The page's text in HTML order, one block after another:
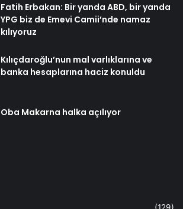
Fatih Erbakan: Bir yanda ABD, bir yanda
YPG biz de Emevi Camii’nde namaz
kılıyoruz
Kılıçdaroğlu’nun mal varlıklarına ve
banka hesaplarına haciz konuldu
Oba Makarna halka açılıyor
(129)